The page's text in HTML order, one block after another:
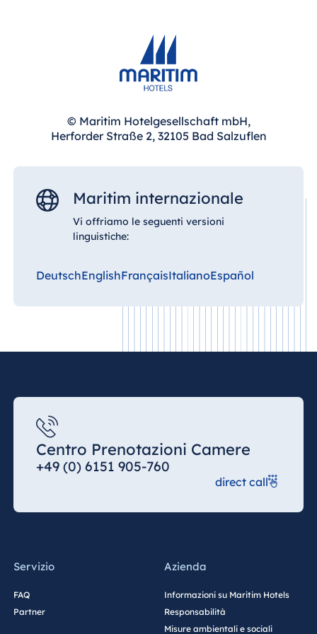
di Bad Homburg e allo stesso tempo raggiungere
rapidamente importanti poli fieristici e di
trasporto, ideali per congressi, fiere e viaggi di
© Maritim Hotelgesellschaft mbH,
Herforder Straße 2, 32105 Bad Salzuflen
Maritim internazionale
Vi offriamo le seguenti versioni
linguistiche:
DeutschEnglishFrançaisItalianoEspañol
Centro Prenotazioni Camere
+49 (0) 6151 905-760
direct call
Servizio
FAQ
Partner
Azienda
Informazioni su Maritim Hotels
Responsabilità
Misure ambientali e sociali